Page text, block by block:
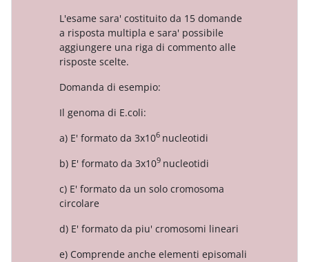
L'esame sara' costituito da 15 domande
a risposta multipla e sara' possibile
aggiungere una riga di commento alle
risposte scelte.
Domanda di esempio:
Il genoma di E.coli:
a) E' formato da 3x106 nucleotidi
b) E' formato da 3x109 nucleotidi
c) E' formato da un solo cromosoma
circolare
d) E' formato da piu' cromosomi lineari
e) Comprende anche elementi episomali